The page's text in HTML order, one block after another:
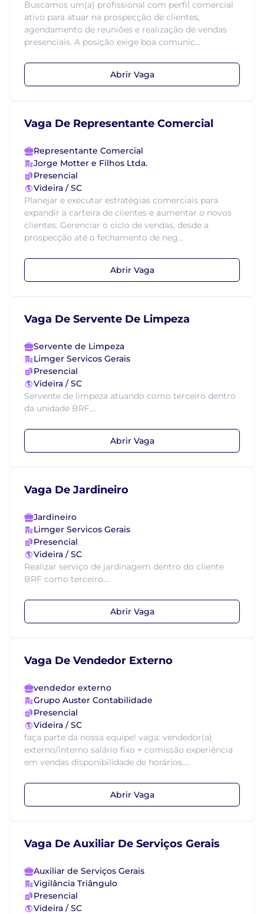
Buscamos um(a) profissional com perfil comercial
ativo para atuar na prospecção de clientes,
agendamento de reuniões e realização de vendas
presenciais. A posição exige boa comunic...
Abrir Vaga
Vaga De Representante Comercial
Representante Comercial
Jorge Motter e Filhos Ltda.
Presencial
Videira / SC
Planejar e executar estratégias comerciais para
expandir a carteira de clientes e aumentar o novos
clientes. Gerenciar o ciclo de vendas, desde a
prospecção até o fechamento de neg...
Abrir Vaga
Vaga De Servente De Limpeza
Servente de Limpeza
Limger Servicos Gerais
Presencial
Videira / SC
Servente de limpeza atuando como terceiro dentro
da unidade BRF....
Abrir Vaga
Vaga De Jardineiro
Jardineiro
Limger Servicos Gerais
Presencial
Videira / SC
Realizar serviço de jardinagem dentro do cliente
BRF como terceiro....
Abrir Vaga
Vaga De Vendedor Externo
vendedor externo
Grupo Auster Contabilidade
Presencial
Videira / SC
faça parte da nossa equipe! vaga: vendedor(a)
externo/interno salário fixo + comissão experiência
em vendas disponibilidade de horários....
Abrir Vaga
Vaga De Auxiliar De Serviços Gerais
Auxiliar de Serviços Gerais
Vigilância Triângulo
Presencial
Videira / SC